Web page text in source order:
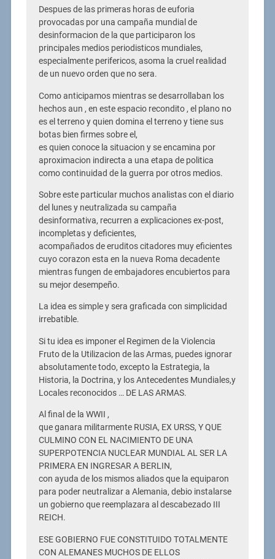
Despues de las primeras horas de euforia
provocadas por una campaña mundial de
desinformacion de la que participaron los
principales medios periodisticos mundiales,
especialmente perifericos, asoma la cruel realidad
de un nuevo orden que no sera.
Como anticipamos mientras se desarrollaban los
hechos aun , en este espacio recondito , el plano no
es el terreno y quien domina el terreno y tiene sus
botas bien firmes sobre el,
es quien conoce la situacion y se encamina por
aproximacion indirecta a una etapa de politica
como continuidad de la guerra por otros medios.
Sobre este particular muchos analistas con el diario
del lunes y neutralizada su campaña
desinformativa, recurren a explicaciones ex-post,
incompletas y deficientes,
acompañados de eruditos citadores muy eficientes
cuyo corazon esta en la nueva Roma decadente
mientras fungen de embajadores encubiertos para
su mejor desempeño.
La idea es simple y sera graficada con simplicidad
irrebatible.
Si tu idea es imponer el Regimen de la Violencia
Fruto de la Utilizacion de las Armas, puedes ignorar
absolutamente todo, excepto la Estrategia, la
Historia, la Doctrina, y los Antecedentes Mundiales,y
Locales reconocidos … DE LAS ARMAS.
Al final de la WWII ,
que ganara militarmente RUSIA, EX URSS, Y QUE
CULMINO CON EL NACIMIENTO DE UNA
SUPERPOTENCIA NUCLEAR MUNDIAL AL SER LA
PRIMERA EN INGRESAR A BERLIN,
con ayuda de los mismos aliados que la equiparon
para poder neutralizar a Alemania, debio instalarse
un gobierno que reemplazara al descabezado III
REICH.
ESE GOBIERNO FUE CONSTITUIDO TOTALMENTE
CON ALEMANES MUCHOS DE ELLOS